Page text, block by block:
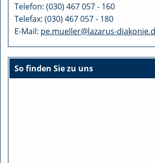
Telefon: (030) 467 057 - 160
Telefax: (030) 467 057 - 180
E-Mail: pe.mueller@lazarus-
So finden Sie zu uns